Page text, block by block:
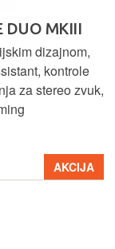
DUO MKIII
dizajnom,
kontrole
za stereo zvuk,
AKCIJA